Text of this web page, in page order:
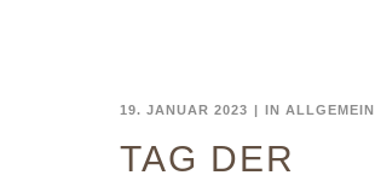
19. JANUAR 2023 IN ALLGEMEIN
TAG DER